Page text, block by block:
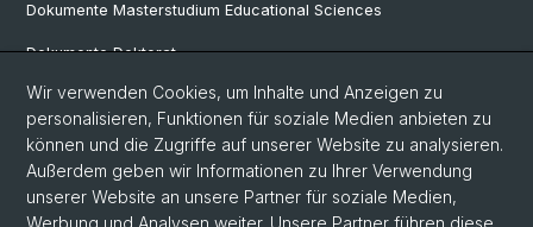
Dokumente Masterstudium Educational Sciences
Dokumente Doktorat
Social Media
LinkedIn
Wir verwenden Cookies, um Inhalte und Anzeigen zu
personalisieren, Funktionen für soziale Medien anbieten zu
können und die Zugriffe auf unserer Website zu analysieren.
Außerdem geben wir Informationen zu Ihrer Verwendung
unserer Website an unsere Partner für soziale Medien,
Werbung und Analysen weiter. Unsere Partner führen diese